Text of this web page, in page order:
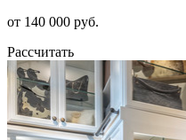
от 140 000 руб.
Рассчитать